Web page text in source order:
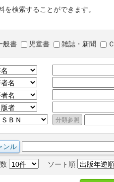
を検索することができます。
般書 児童書 雑誌・新聞
ソート順